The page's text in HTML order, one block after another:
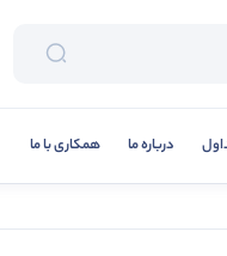
درباره ما همکاری با ما